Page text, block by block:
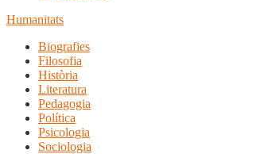
Humanitats
Biografies
Filosofia
Història
Literatura
Pedagogia
Política
Psicologia
Sociologia